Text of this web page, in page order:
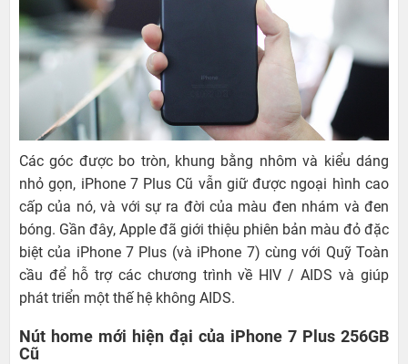
Các góc được bo tròn, khung bằng nhôm và kiểu dáng
nhỏ gọn, iPhone 7 Plus Cũ vẫn giữ được ngoại hình cao
cấp của nó, và với sự ra đời của màu đen nhám và đen
bóng. Gần đây, Apple đã giới thiệu phiên bản màu đỏ đặc
biệt của iPhone 7 Plus (và iPhone 7) cùng với Quỹ Toàn
cầu để hỗ trợ các chương trình về HIV / AIDS và giúp
phát triển một thế hệ không AIDS.
Nút home mới hiện đại của iPhone 7 Plus 256GB
Cũ